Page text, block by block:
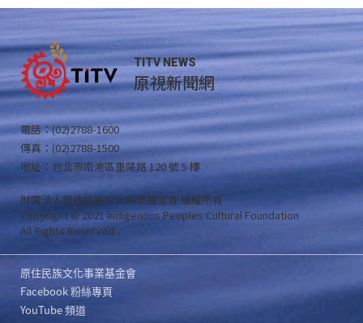
TITV NEWS
原視新聞網
電話：(02)2788-1600
傳真：(02)2788-1500
地址：台北市南港區重陽路 120 號 5 樓
財團法人原住民族文化事業基金會 版權所有
Copyright © 2021 Indigenous Peoples Cultural Foundation
All Rights Reserved .
原住民族文化事業基金會
Facebook 粉絲專頁
YouTube 頻道